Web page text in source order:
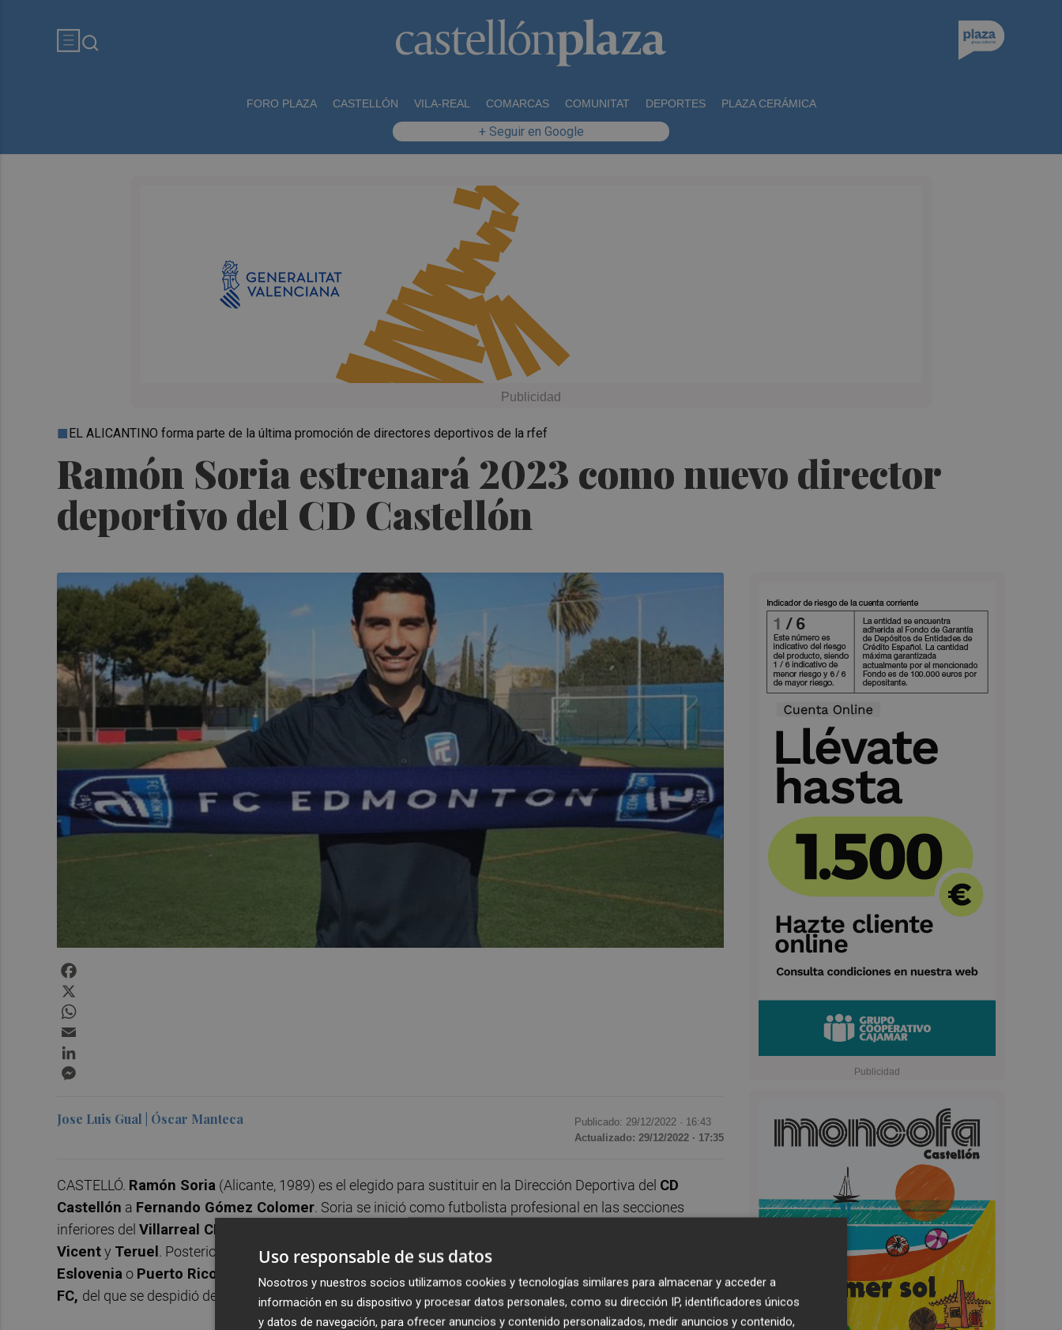
FORO PLAZA CASTELLÓN VILA-REAL COMARCAS COMUNITAT DEPORTES PLAZA CERÁMICA
+ Seguir en Google
Ramón Soria estrenará 2023 como nuevo director
deportivo del CD Castellón
EL ALICANTINO forma parte de la última promoción de directores deportivos de la rfef
Jose Luis Gual | Óscar Manteca Publicado: 29/12/2022 · 16:43
Actualizado: 29/12/2022 · 17:35
CASTELLÓ. Ramón Soria (Alicante, 1989) es el elegido para sustituir en la Dirección Deportiva del CD
Castellón a Fernando Gómez Colomer. Soria se inició como futbolista profesional en las secciones
inferiores del Villarreal CF
Vicenty Teruel. Posteriormente inició aventuras en otros países como
Eslovenia o Puerto Rico Canadá , donde colgó las botas en el
Edmontons
FC, del que se despidió del fútbol en activo.
Uso responsable de sus datos
Nosotros y nuestros socios utilizamos cookies y tecnologías similares para almacenar y acceder a
información en su dispositivo y procesar datos personales, como su dirección IP, identificadores únicos
y datos de navegación, para ofrecer anuncios y contenido personalizados, medir anuncios y contenido,